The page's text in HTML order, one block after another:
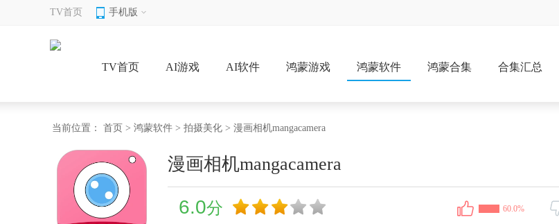
TV首页 手机版
TV首页 AI游戏 AI软件 鸿蒙游戏 鸿蒙软件 鸿蒙合集 合集汇总
当前位置： 首页 > 鸿蒙软件 > 拍摄美化 > 漫画相机mangacamera
漫画相机mangacamera
6.0分 60.0%